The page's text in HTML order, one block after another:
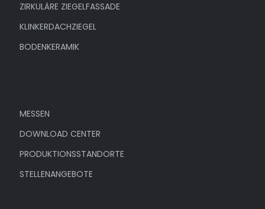
ZIRKULÄRE ZIEGELFASSADE
KLINKERDACHZIEGEL
BODENKERAMIK
MESSEN
DOWNLOAD CENTER
PRODUKTIONSSTANDORTE
STELLENANGEBOTE